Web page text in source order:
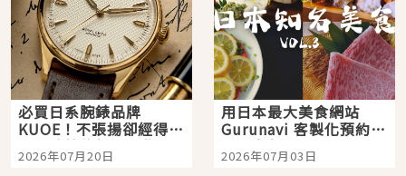
必買日系腕錶品牌
KUOE！不張揚卻經得起
時間洗鍊的經典之作五
選
2026年07月20日
用日本最大美食網站
Gurunavi 客製化預約九
大都市餐廳，打造專屬
美食體驗！
2026年07月03日